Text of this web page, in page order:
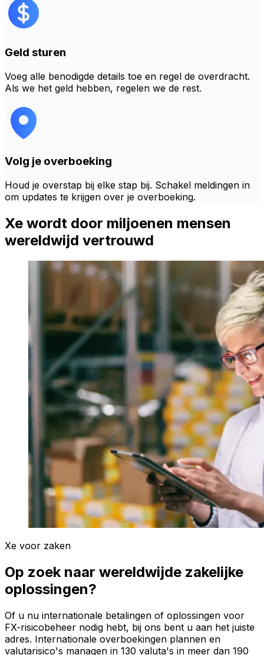
Geld sturen
Voeg alle benodigde details toe en regel de overdracht.
Als we het geld hebben, regelen we de rest.
Volg je overboeking
Houd je overstap bij elke stap bij. Schakel meldingen in
om updates te krijgen over je overboeking.
Xe wordt door miljoenen mensen
wereldwijd vertrouwd
Xe voor zaken
Op zoek naar wereldwijde zakelijke
oplossingen?
Of u nu internationale betalingen of oplossingen voor
FX-risicobeheer nodig hebt, bij ons bent u aan het juiste
adres. Internationale overboekingen plannen en
valutarisico's managen in 130 valuta's in meer dan 190